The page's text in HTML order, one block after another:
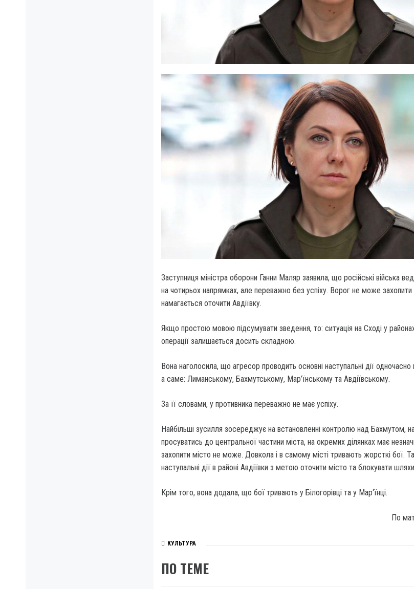
Заступниця міністра оборони Ганни Маляр заявила, що російські війська
на чотирьох напрямках, але переважно без успіху. Ворог не може
намагається оточити Авдіївку.
Якщо простою мовою підсумувати зведення, то: ситуація на Сході у
операції залишається досить складною.
Вона наголосила, що агресор проводить основні наступальні дії
а саме: Лиманському, Бахмутському, Мар’їнському та Авдіївському.
За її словами, у противника переважно не має успіху.
Найбільші зусилля зосереджує на встановленні контролю над Бахмутом,
просуватись до центральної частини міста, на окремих ділянках має
захопити місто не може. Довкола і в самому місті тривають жорсткі бої.
наступальні дії в районі Авдіївки з метою оточити місто та блокувати
Крім того, вона додала, що бої тривають у Білогорівці та у Мар‘їнці.
По
КУЛЬТУРА
ПО ТЕМЕ